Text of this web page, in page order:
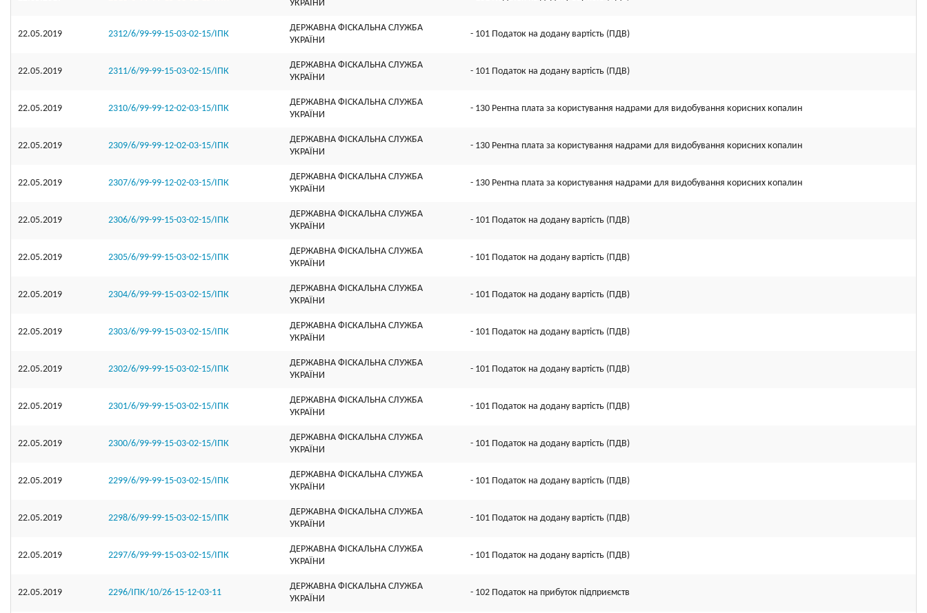
УКРАЇНИ
22.05.2019 2312/6/99-99-15-03-02-15/ІПК
ДЕРЖАВНА ФІСКАЛЬНА СЛУЖБА
УКРАЇНИ
- 101 Податок на додану вартість (ПДВ)
22.05.2019 2311/6/99-99-15-03-02-15/ІПК
ДЕРЖАВНА ФІСКАЛЬНА СЛУЖБА
УКРАЇНИ
- 101 Податок на додану вартість (ПДВ)
22.05.2019 2310/6/99-99-12-02-03-15/ІПК
ДЕРЖАВНА ФІСКАЛЬНА СЛУЖБА
УКРАЇНИ
- 130 Рентна плата за користування надрами для видобування корисних копалин
22.05.2019 2309/6/99-99-12-02-03-15/ІПК
ДЕРЖАВНА ФІСКАЛЬНА СЛУЖБА
УКРАЇНИ
- 130 Рентна плата за користування надрами для видобування корисних копалин
22.05.2019 2307/6/99-99-12-02-03-15/ІПК
ДЕРЖАВНА ФІСКАЛЬНА СЛУЖБА
УКРАЇНИ
- 130 Рентна плата за користування надрами для видобування корисних копалин
22.05.2019 2306/6/99-99-15-03-02-15/ІПК
ДЕРЖАВНА ФІСКАЛЬНА СЛУЖБА
УКРАЇНИ
- 101 Податок на додану вартість (ПДВ)
22.05.2019 2305/6/99-99-15-03-02-15/ІПК
ДЕРЖАВНА ФІСКАЛЬНА СЛУЖБА
УКРАЇНИ
- 101 Податок на додану вартість (ПДВ)
22.05.2019 2304/6/99-99-15-03-02-15/ІПК
ДЕРЖАВНА ФІСКАЛЬНА СЛУЖБА
УКРАЇНИ
- 101 Податок на додану вартість (ПДВ)
22.05.2019 2303/6/99-99-15-03-02-15/ІПК
ДЕРЖАВНА ФІСКАЛЬНА СЛУЖБА
УКРАЇНИ
- 101 Податок на додану вартість (ПДВ)
22.05.2019 2302/6/99-99-15-03-02-15/ІПК
ДЕРЖАВНА ФІСКАЛЬНА СЛУЖБА
УКРАЇНИ
- 101 Податок на додану вартість (ПДВ)
22.05.2019 2301/6/99-99-15-03-02-15/ІПК
ДЕРЖАВНА ФІСКАЛЬНА СЛУЖБА
УКРАЇНИ
- 101 Податок на додану вартість (ПДВ)
22.05.2019 2300/6/99-99-15-03-02-15/ІПК
ДЕРЖАВНА ФІСКАЛЬНА СЛУЖБА
УКРАЇНИ
- 101 Податок на додану вартість (ПДВ)
22.05.2019 2299/6/99-99-15-03-02-15/ІПК
ДЕРЖАВНА ФІСКАЛЬНА СЛУЖБА
УКРАЇНИ
- 101 Податок на додану вартість (ПДВ)
22.05.2019 2298/6/99-99-15-03-02-15/ІПК
ДЕРЖАВНА ФІСКАЛЬНА СЛУЖБА
УКРАЇНИ
- 101 Податок на додану вартість (ПДВ)
22.05.2019 2297/6/99-99-15-03-02-15/ІПК
ДЕРЖАВНА ФІСКАЛЬНА СЛУЖБА
УКРАЇНИ
- 101 Податок на додану вартість (ПДВ)
22.05.2019 2296/ІПК/10/26-15-12-03-11
ДЕРЖАВНА ФІСКАЛЬНА СЛУЖБА
УКРАЇНИ
- 102 Податок на прибуток підприємств